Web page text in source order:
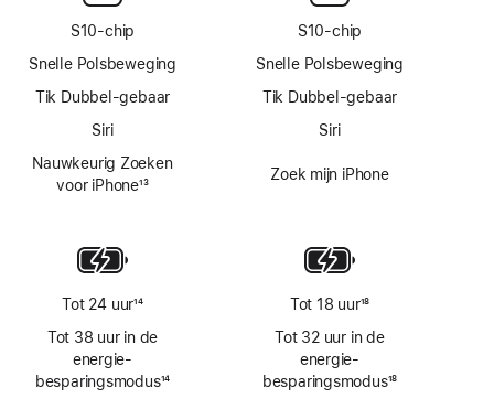
S10‑chip
Snelle Polsbeweging
Tik Dubbel-gebaar
Siri
Nauwkeurig Zoeken
voor iPhone13
Tot 24 uur14
Tot 38 uur in de
energie­
besparingsmodus14
S10‑chip
Snelle Polsbeweging
Tik Dubbel-gebaar
Siri
Zoek mijn iPhone
Tot 18 uur18
Tot 32 uur in de
energie­
besparingsmodus18